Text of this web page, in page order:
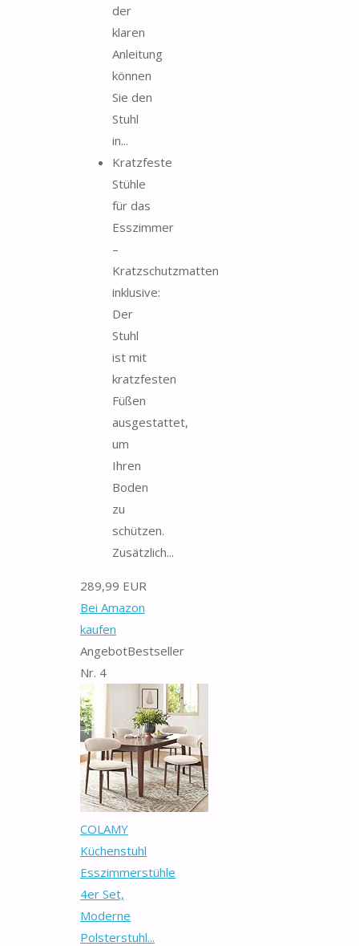
der
klaren
Anleitung
können
Sie den
Stuhl
in...
Kratzfeste
Stühle
für das
Esszimmer
–
Kratzschutzmatten
inklusive:
Der
Stuhl
ist mit
kratzfesten
Füßen
ausgestattet,
um
Ihren
Boden
zu
schützen.
Zusätzlich...
289,99 EUR
Bei Amazon
kaufen
AngebotBestseller
Nr. 4
COLAMY
Küchenstuhl
Esszimmerstühle
4er Set,
Moderne
Polsterstuhl...